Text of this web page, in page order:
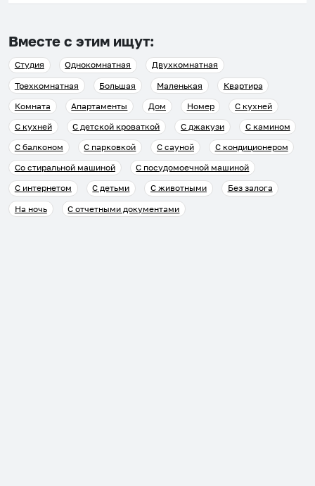
Вместе с этим ищут:
Студия Однокомнатная
Двухкомнатная
Трехкомнатная
Большая Маленькая
Квартира
Комната
Апартаменты Дом Номер
С кухней
С кухней
С детской кроваткой С джакузи
С камином
С балконом
С парковкой С сауной
С кондиционером
Со стиральной машиной
С посудомоечной машиной
С интернетом
С детьми С животными
Без залога
На ночь
С отчетными документами